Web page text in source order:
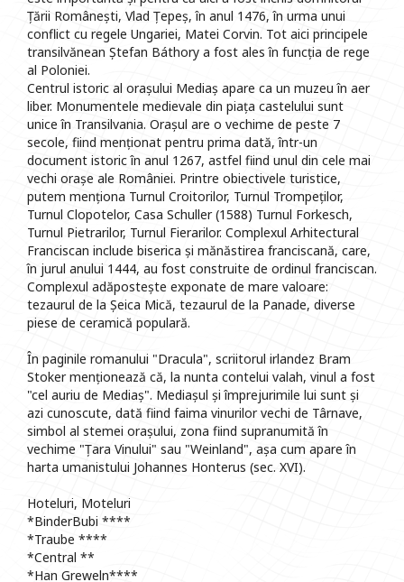
Țării Românești, Vlad Țepeș, în anul 1476, în urma unui
conflict cu regele Ungariei, Matei Corvin. Tot aici principele
transilvănean Ștefan Báthory a fost ales în funcția de rege
al Poloniei.
Centrul istoric al orașului Mediaș apare ca un muzeu în aer
liber. Monumentele medievale din piața castelului sunt
unice în Transilvania. Orașul are o vechime de peste 7
secole, fiind menționat pentru prima dată, într-un
document istoric în anul 1267, astfel fiind unul din cele mai
vechi orașe ale României. Printre obiectivele turistice,
putem menționa Turnul Croitorilor, Turnul Trompeților,
Turnul Clopotelor, Casa Schuller (1588) Turnul Forkesch,
Turnul Pietrarilor, Turnul Fierarilor. Complexul Arhitectural
Franciscan include biserica și mănăstirea franciscană, care,
în jurul anului 1444, au fost construite de ordinul franciscan.
Complexul adăpostește exponate de mare valoare:
tezaurul de la Șeica Mică, tezaurul de la Panade, diverse
piese de ceramică populară.
În paginile romanului "Dracula", scriitorul irlandez Bram
Stoker menționează că, la nunta contelui valah, vinul a fost
"cel auriu de Mediaș". Mediașul și împrejurimile lui sunt și
azi cunoscute, dată fiind faima vinurilor vechi de Târnave,
simbol al stemei orașului, zona fiind supranumită în
vechime "Țara Vinului" sau "Weinland", așa cum apare în
harta umanistului Johannes Honterus (sec. XVI).
Hoteluri, Moteluri
*BinderBubi ****
*Traube ****
*Central **
*Han Greweln****